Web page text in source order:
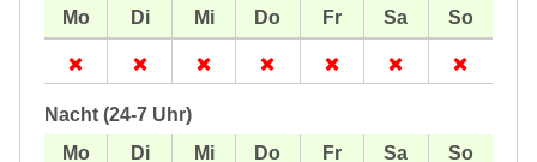
Nacht (24-7 Uhr)